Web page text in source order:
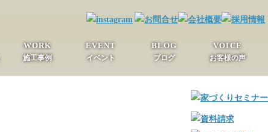
WORK
施工事例
EVENT
イベント
BLOG
ブログ
VOICE
お客様の声